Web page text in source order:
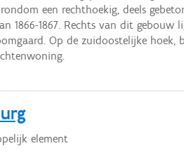
rondom een rechthoekig, deels
1866-1867. Rechts van dit
Op de zuidoostelijke hoek,
element